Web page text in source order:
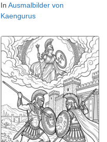
In Ausmalbilder von
Kaengurus